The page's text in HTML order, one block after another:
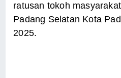
ratusan tokoh
Padang Selatan Kota
2025.